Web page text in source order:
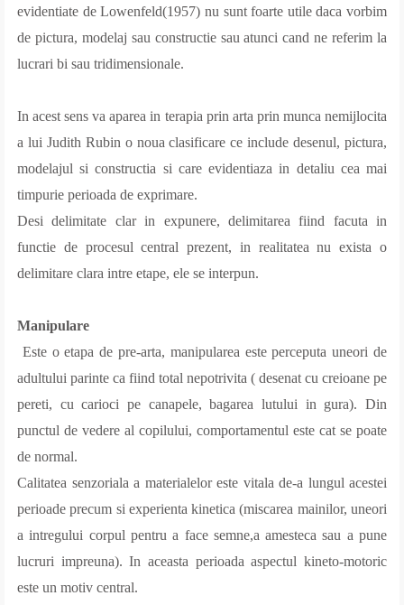
evidentiate de Lowenfeld(1957) nu sunt foarte utile daca vorbim
de pictura, modelaj sau constructie sau atunci cand ne referim la
lucrari bi sau tridimensionale.
In acest sens va aparea in terapia prin arta prin munca nemijlocita
a lui Judith Rubin o noua clasificare ce include desenul, pictura,
modelajul si constructia si care evidentiaza in detaliu cea mai
timpurie perioada de exprimare.
Desi delimitate clar in expunere, delimitarea fiind facuta in
functie de procesul central prezent, in realitatea nu exista o
delimitare clara intre etape, ele se interpun.
Manipulare
Este o etapa de pre-arta, manipularea este perceputa uneori de
adultului parinte ca fiind total nepotrivita ( desenat cu creioane pe
pereti, cu carioci pe canapele, bagarea lutului in gura). Din
punctul de vedere al copilului, comportamentul este cat se poate
de normal.
Calitatea senzoriala a materialelor este vitala de-a lungul acestei
perioade precum si experienta kinetica (miscarea mainilor, uneori
a intregului corpul pentru a face semne,a amesteca sau a pune
lucruri impreuna). In aceasta perioada aspectul kineto-motoric
este un motiv central.